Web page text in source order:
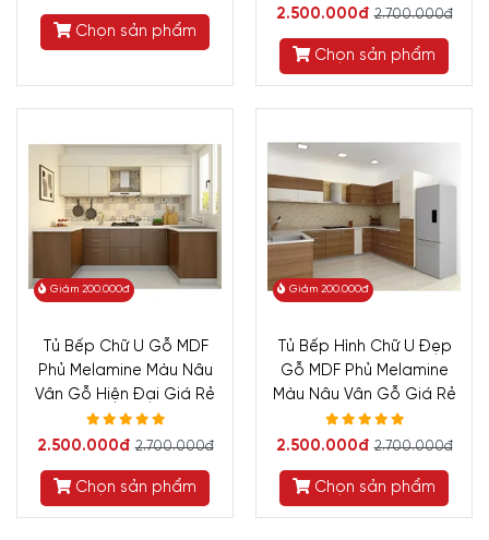
Chọn sản phẩm
2.500.000đ 2.700.000đ
Chọn sản phẩm
Giảm 200.000đ
Tủ Bếp Chữ U Gỗ MDF
Phủ Melamine Màu Nâu
Vân Gỗ Hiện Đại Giá Rẻ
2.500.000đ 2.700.000đ
Chọn sản phẩm
Giảm 200.000đ
Tủ Bếp Hình Chữ U Đẹp
Gỗ MDF Phủ Melamine
Màu Nâu Vân Gỗ Giá Rẻ
2.500.000đ 2.700.000đ
Chọn sản phẩm